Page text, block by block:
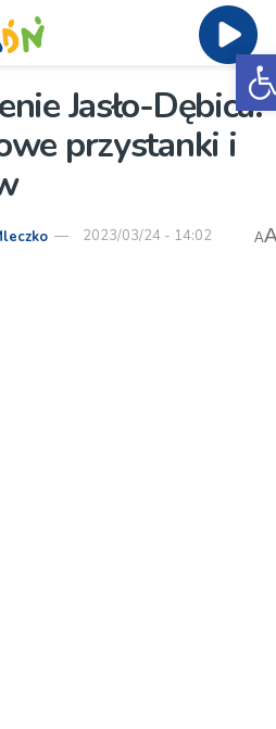
Jasło-Dębica.
przystanki i
2023/03/24 - 14:02 A